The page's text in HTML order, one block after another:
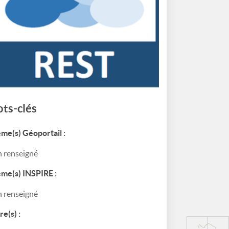
clés
Géoportail :
renseigné
INSPIRE :
renseigné
: